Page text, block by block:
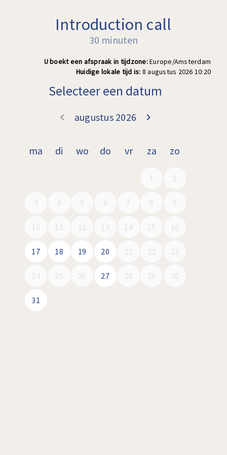
Introduction call
30 minuten
U boekt een afspraak in tijdzone:Europe/Amsterdam
Huidige lokale tijd is: 8 augustus 2026 10:20
Selecteer een datum
augustus 2026
keyboard_arrow_left
keyboard_arrow_right
ma di wo do vr za zo
1 2
3 4 5 6 7 8 9
10 11 12 13 14 15 16
17 18 19 20 21 22 23
24 25 26 27 28 29 30
31